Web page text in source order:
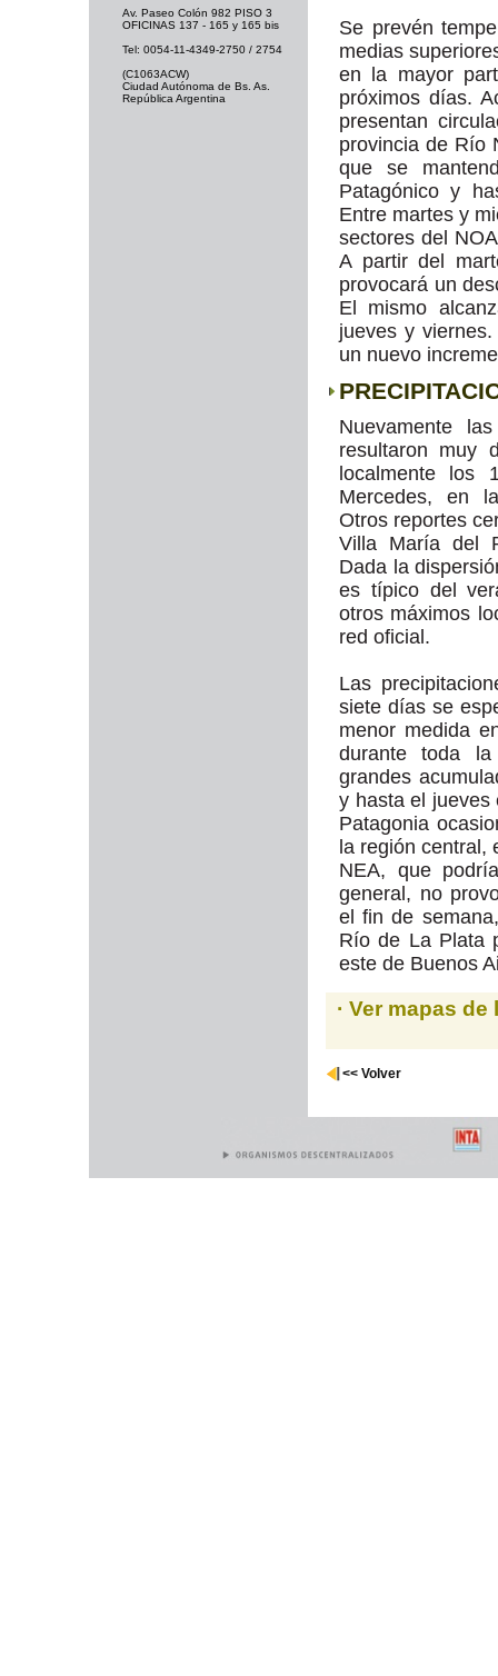
Se prevén
medias
en la mayor
próximos días.
presentan
provincia de Río
que se
Patagónico y
Entre martes y
sectores del
A partir del
provocará un
El mismo
jueves y
un nuevo
Nuevamente
resultaron muy
localmente los
Mercedes, en
Otros reportes
Villa María del
Dada la
es típico del
otros máximos
red oficial.
Las
siete días se
menor medida
durante toda
grandes
y hasta el jueves
Patagonia
la región central,
NEA, que
general, no
el fin de
Río de La Plata
este de Buenos
· Ver mapas
<< Volver
Av. Paseo Colón 982 PISO 3
OFICINAS 137 - 165 y 165 bis
Tel: 0054-11-4349-2750 / 2754
(C1063ACW)
Ciudad Autónoma de Bs. As.
República Argentina